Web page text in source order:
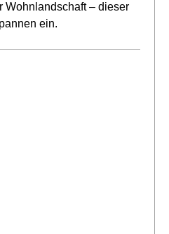
Wohnlandschaft – dieser
ein.